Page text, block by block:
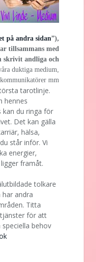
på andra sidan”),
tillsammans med
skrivit andliga och
duktiga medium,
mm
tarotlinje.
hennes
kan du ringa för
Det kan gälla
hälsa,
står inför. Vi
energier,
framåt.
tolkare
andra
Titta
för att
behov